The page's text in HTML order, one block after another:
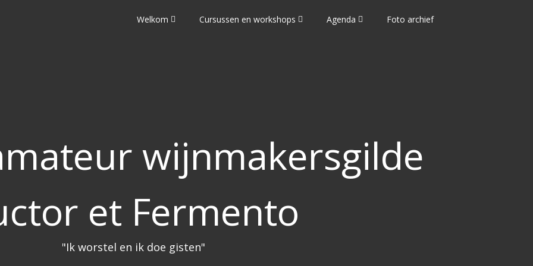
Welkom Cursussen en workshops Agenda Foto archief
wijnmakersgilde
et Fermento
"Ik worstel en ik doe gisten"